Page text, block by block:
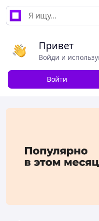
Привет
Войди и
Войти